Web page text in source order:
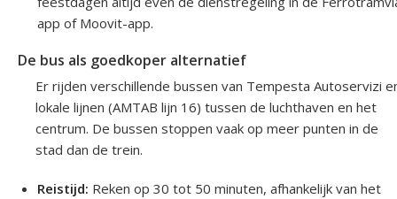
app of Moovit-app.
De bus als goedkoper alternatief
Er rijden verschillende bussen van Tempesta Autoservizi
lokale lijnen (AMTAB lijn 16) tussen de luchthaven en het
centrum. De bussen stoppen vaak op meer punten in de
stad dan de trein.
Reistijd: Reken op 30 tot 50 minuten, afhankelijk van het